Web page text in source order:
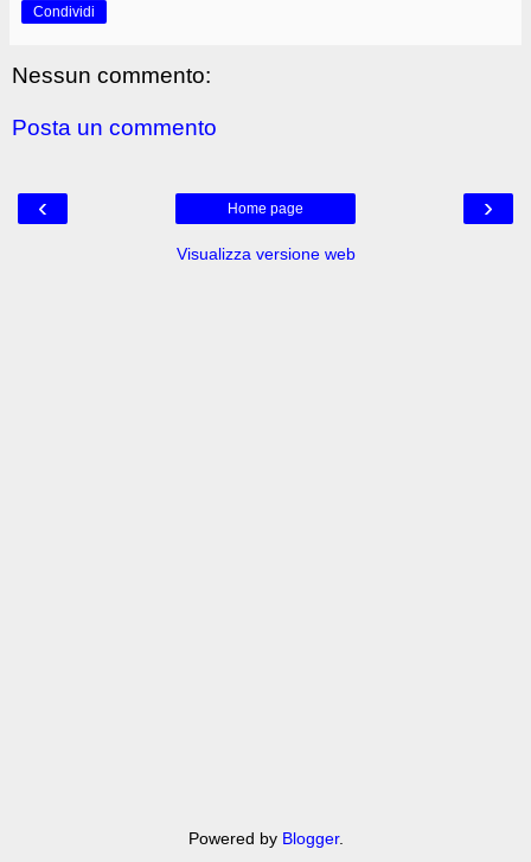
Condividi
Nessun commento:
Posta un commento
‹ ›
Home page
Visualizza versione web
Powered by Blogger.